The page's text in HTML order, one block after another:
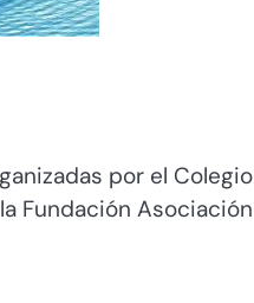
por el Colegio
Fundación Asociación